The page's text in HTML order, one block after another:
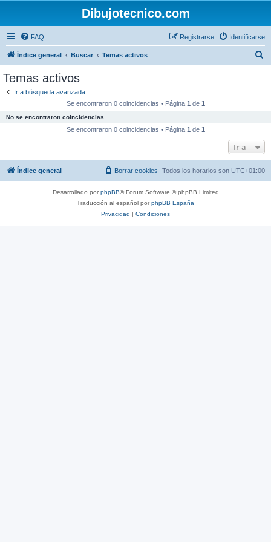
Dibujotecnico.com
FAQ Identificarse
Registrarse
Índice general Buscar Temas activos
Temas activos
Ir a búsqueda avanzada
Se encontraron 0 coincidencias • Página 1 de 1
No se encontraron coincidencias.
Se encontraron 0 coincidencias • Página 1 de 1
Ir a
Índice general Todos los horarios son UTC+01:00
Borrar cookies
Desarrollado porphpBB® Forum Software © phpBB Limited
Traducción al español porphpBB España
Privacidad | Condiciones